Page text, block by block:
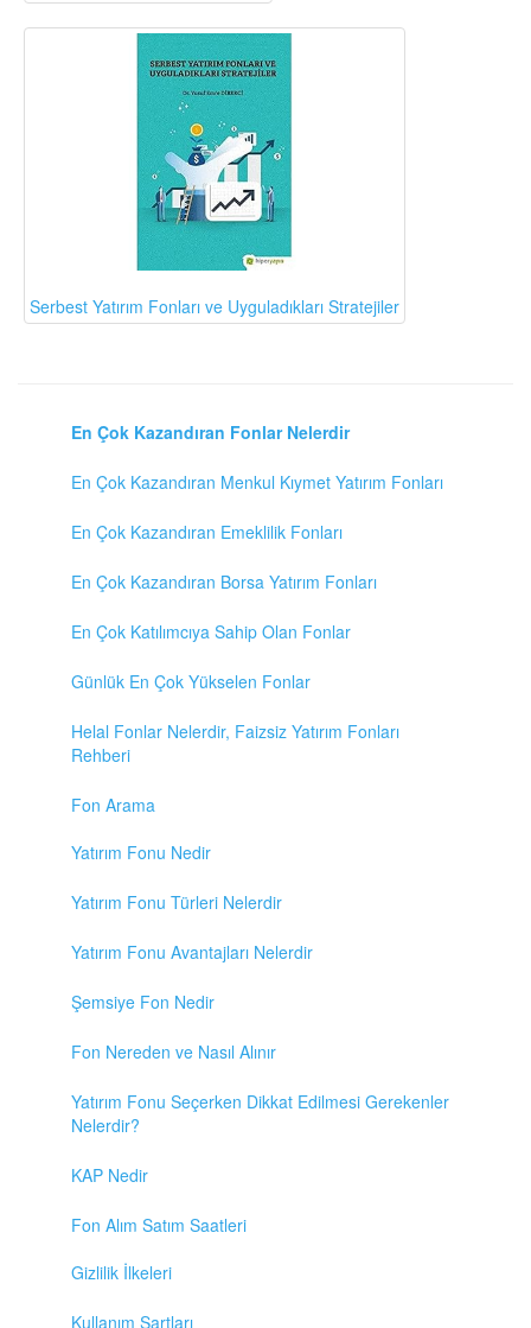
Serbest Yatırım Fonları ve Uyguladıkları Stratejiler
En Çok Kazandıran Fonlar Nelerdir
En Çok Kazandıran Menkul Kıymet Yatırım Fonları
En Çok Kazandıran Emeklilik Fonları
En Çok Kazandıran Borsa Yatırım Fonları
En Çok Katılımcıya Sahip Olan Fonlar
Günlük En Çok Yükselen Fonlar
Helal Fonlar Nelerdir, Faizsiz Yatırım Fonları
Rehberi
Fon Arama
Yatırım Fonu Nedir
Yatırım Fonu Türleri Nelerdir
Yatırım Fonu Avantajları Nelerdir
Şemsiye Fon Nedir
Fon Nereden ve Nasıl Alınır
Yatırım Fonu Seçerken Dikkat Edilmesi Gerekenler
Nelerdir?
KAP Nedir
Fon Alım Satım Saatleri
Gizlilik İlkeleri
Kullanım Şartları